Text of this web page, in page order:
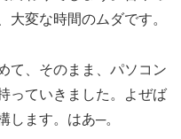
大変な時間のムダです。
て、そのまま、パソコン
っていきました。よぜば
します。はあ─。